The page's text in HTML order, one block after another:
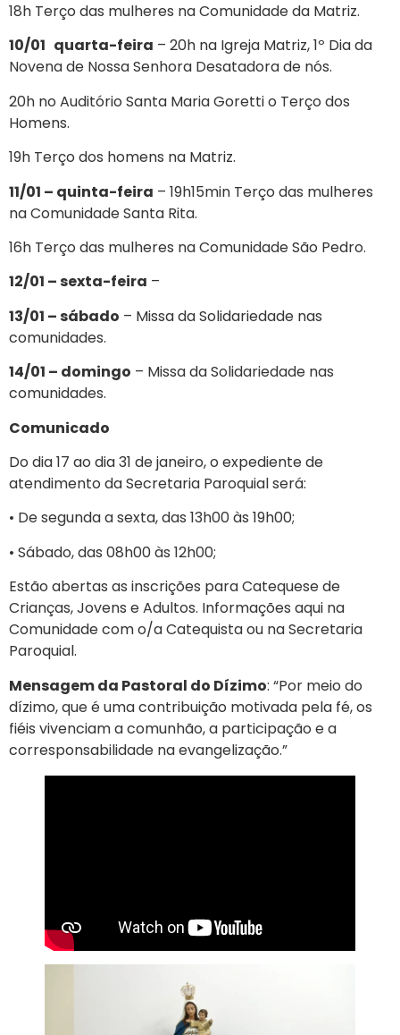
18h Terço das mulheres na Comunidade da Matriz.
10/01 quarta-feira – 20h na Igreja Matriz, 1º Dia da
Novena de Nossa Senhora Desatadora de nós.
20h no Auditório Santa Maria Goretti o Terço dos
Homens.
19h Terço dos homens na Matriz.
11/01 – quinta-feira – 19h15min Terço das mulheres
na Comunidade Santa Rita.
16h Terço das mulheres na Comunidade São Pedro.
12/01 – sexta-feira –
13/01 – sábado – Missa da Solidariedade nas
comunidades.
14/01 – domingo – Missa da Solidariedade nas
comunidades.
Comunicado
Do dia 17 ao dia 31 de janeiro, o expediente de
atendimento da Secretaria Paroquial será:
• De segunda a sexta, das 13h00 às 19h00;
• Sábado, das 08h00 às 12h00;
Estão abertas as inscrições para Catequese de
Crianças, Jovens e Adultos. Informações aqui na
Comunidade com o/a Catequista ou na Secretaria
Paroquial.
Mensagem da Pastoral do Dízimo: “Por meio do
dízimo, que é uma contribuição motivada pela fé, os
fiéis vivenciam a comunhão, a participação e a
corresponsabilidade na evangelização.”